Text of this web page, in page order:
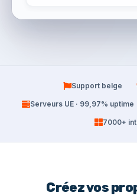
Support belge
Serveurs UE · 99,97% uptime
7000+
Créez vos